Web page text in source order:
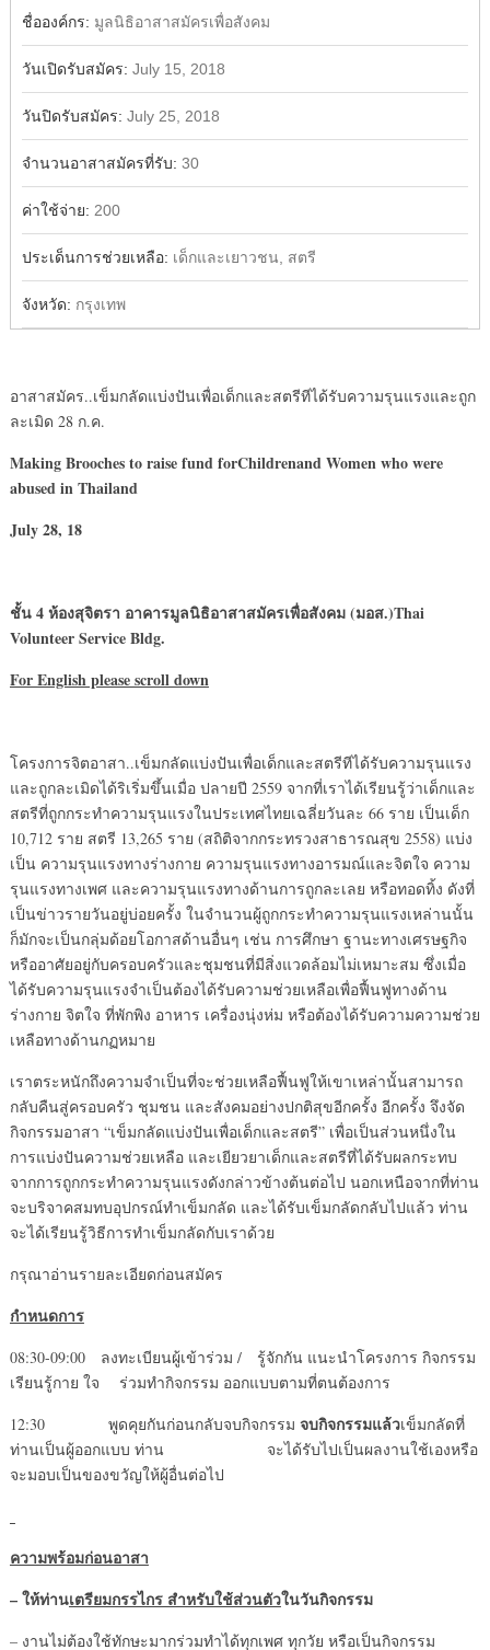
ชื่อองค์กร: มูลนิธิอาสาสมัครเพื่อสังคม
วันเปิดรับสมัคร: July 15, 2018
วันปิดรับสมัคร: July 25, 2018
จำนวนอาสาสมัครที่รับ: 30
ค่าใช้จ่าย: 200
ประเด็นการช่วยเหลือ: เด็กและเยาวชน, สตรี
จังหวัด: กรุงเทพ
อาสาสมัคร..เข็มกลัดแบ่งปันเพื่อเด็กและสตรีทีได้รับความรุนแรงและถูก
ละเมิด 28 ก.ค.
Making Brooches to raise fund forChildrenand Women who were
abused in Thailand
July 28, 18
ชั้น 4ห้องสุจิตรา อาคารมูลนิธิอาสาสมัครเพื่อสังคม (มอส.)Thai
Volunteer Service Bldg.
For English please scroll down
โครงการจิตอาสา..เข็มกลัดแบ่งปันเพื่อเด็กและสตรีทีได้รับความรุนแรง
และถูกละเมิดได้ริเริ่มขึ้นเมื่อ ปลายปี 2559 จากที่เราได้เรียนรู้ว่าเด็กและ
สตรีที่ถูกกระทำความรุนแรงในประเทศไทยเฉลี่ยวันละ 66 ราย เป็นเด็ก
10,712 ราย สตรี 13,265 ราย (สถิติจากกระทรวงสาธารณสุข 2558) แบ่ง
เป็น ความรุนแรงทางร่างกาย ความรุนแรงทางอารมณ์และจิตใจ ความ
รุนแรงทางเพศ และความรุนแรงทางด้านการถูกละเลย หรือทอดทิ้ง ดังที่
เป็นข่าวรายวันอยู่บ่อยครั้ง ในจำนวนผู้ถูกกระทำความรุนแรงเหล่านนั้น
ก็มักจะเป็นกลุ่มด้อยโอกาสด้านอื่นๆ เช่น การศึกษา ฐานะทางเศรษฐกิจ
หรืออาศัยอยู่กับครอบครัวและชุมชนที่มีสิ่งแวดล้อมไม่เหมาะสม ซึ่งเมื่อ
ได้รับความรุนแรงจำเป็นต้องได้รับความช่วยเหลือเพื่อฟื้นฟูทางด้าน
ร่างกาย จิตใจ ที่พักพิง อาหาร เครื่องนุ่งห่ม หรือต้องได้รับความความช่วย
เหลือทางด้านกฏหมาย
เราตระหนักถึงความจำเป็นที่จะช่วยเหลือฟื้นฟูให้เขาเหล่านั้นสามารถ
กลับคืนสู่ครอบครัว ชุมชน และสังคมอย่างปกติสุขอีกครั้ง อีกครั้ง จึงจัด
กิจกรรมอาสา “เข็มกลัดแบ่งปันเพื่อเด็กและสตรี” เพื่อเป็นส่วนหนึ่งใน
การแบ่งปันความช่วยเหลือ และเยียวยาเด็กและสตรีที่ได้รับผลกระทบ
จากการถูกกระทำความรุนแรงดังกล่าวข้างต้นต่อไป นอกเหนือจากที่ท่าน
จะบริจาคสมทบอุปกรณ์ทำเข็มกลัด และได้รับเข็มกลัดกลับไปแล้ว ท่าน
จะได้เรียนรู้วิธีการทำเข็มกลัดกับเราด้วย
กรุณาอ่านรายละเอียดก่อนสมัคร
กำหนดการ
08:30-09:00 ลงทะเบียนผู้เข้าร่วม / รู้จักกัน แนะนำโครงการ กิจกรรม
เรียนรู้กาย ใจ ร่วมทำกิจกรรม ออกแบบตามที่ตนต้องการ
12:30 พูดคุยกันก่อนกลับจบกิจกรรม จบกิจกรรมแล้วเข็มกลัดที่
ท่านเป็นผู้ออกแบบ ท่าน จะได้รับไปเป็นผลงานใช้เองหรือ
จะมอบเป็นของขวัญให้ผู้อื่นต่อไป
ความพร้อมก่อนอาสา
– ให้ท่านเตรียมกรรไกร สำหรับใช้ส่วนตัวในวันกิจกรรม
– งานไม่ต้องใช้ทักษะมากร่วมทำได้ทุกเพศ ทุกวัย หรือเป็นกิจกรรม